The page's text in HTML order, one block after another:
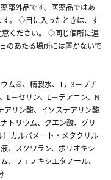
部外品です。医薬品ではあ
。 ◇目に入ったときは、す
ください。 ◇同じ個所に連
のあたる場所には置かないで
ム※、精製水、1，3－ブチ
L－セリン、L－テアニン、N
アリン酸、イソステアリン酸
トリウム、クエン酸、グリ
カルバメート・メタクリル
、スクワラン、ポリオキシ
、フェノキシエタノール、